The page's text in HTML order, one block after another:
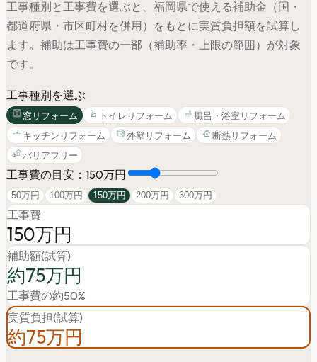
工事種別と工事費を選ぶと、 福岡県で使える補助金（国・
都道府県・市区町村を併用）をもとに実質負担額を試算し
ます。補助は工事費の一部（補助率・上限の範囲）が対象
です。
工事種別を選ぶ
窓リフォーム トイレリフォーム
風呂・浴室リフォーム
キッチンリフォーム
外壁リフォーム
断熱リフォーム
バリアフリー
工事費の目安： 150万円
50万円 100万円 150万円 200万円 300万円
工事費
150万円
補助額(試算)
約75万円
工事費の約50%
実質負担(試算)
約75万円